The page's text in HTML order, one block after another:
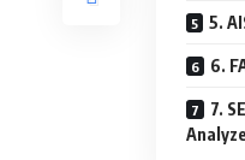
5.
6.
7.